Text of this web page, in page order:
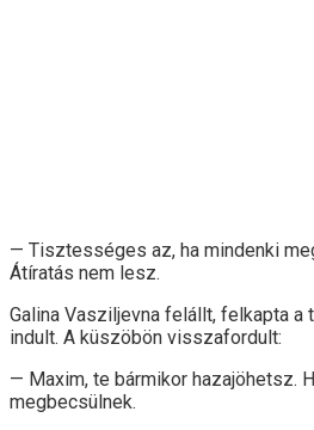
— Tisztességes az, ha mindenki
Átíratás nem lesz.
Galina Vasziljevna felállt, felkapta a
indult. A küszöbön visszafordult:
— Maxim, te bármikor hazajöhetsz.
megbecsülnek.